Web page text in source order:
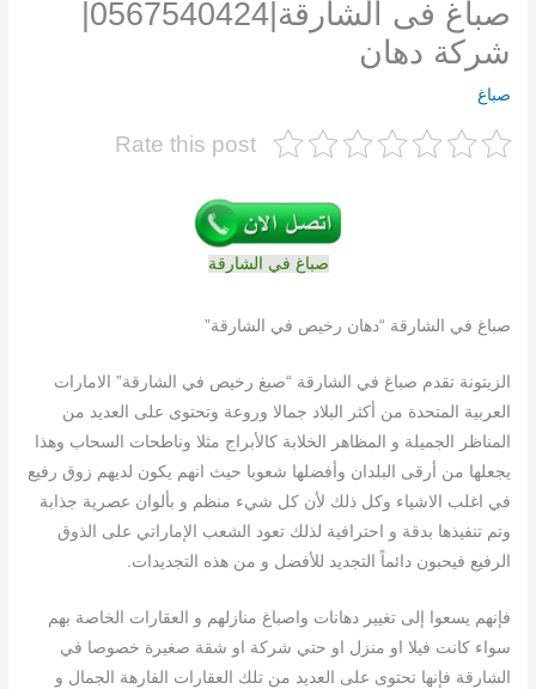
صباغ فى الشارقة|0567540424|
شركة دهان
صباغ
Rate this post
صباغ في الشارقة
صباغ في الشارقة “دهان رخيص في الشارقة”
الزيتونة تقدم صباغ في الشارقة “صبغ رخيص في الشارقة” الامارات
العربية المتحدة من أكثر البلاد جمالا وروعة وتحتوى على العديد من
المناظر الجميلة و المظاهر الخلابة كالأبراج مثلا وناطحات السحاب وهذا
يجعلها من أرقى البلدان وأفضلها شعوبا حيث انهم يكون لديهم زوق رفيع
في اغلب الاشياء وكل ذلك لأن كل شيء منظم و بألوان عصرية جذابة
وتم تنفيذها بدقة و احترافية لذلك تعود الشعب الإماراتي على الذوق
الرفيع فيحبون دائماً التجديد للأفضل و من هذه التجديدات.
فإنهم يسعوا إلى تغيير دهانات واصباغ منازلهم و العقارات الخاصة بهم
سواء كانت فيلا او منزل او حتي شركة او شقة صغيرة خصوصا في
الشارقة فإنها تحتوى على العديد من تلك العقارات الفارهة الجمال و